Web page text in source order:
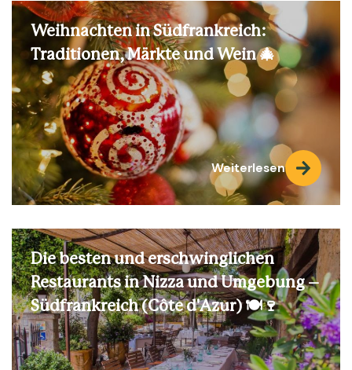
Weihnachten in Südfrankreich:
Traditionen, Märkte und Wein 🎄
Weiterlesen
Die besten und erschwinglichen
Restaurants in Nizza und Umgebung –
Südfrankreich (Côte d'Azur) 🍽️🍷